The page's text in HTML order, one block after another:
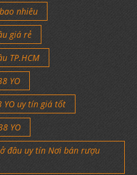
nhiêu
giá rẻ
TP.HCM
YO
YO uy tín giá tốt
YO
đâu uy tín Nơi bán rượu